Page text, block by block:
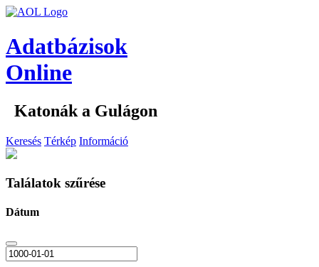
Adatbázisok
Online
Katonák a Gulágon
Keresés Térkép Információ
Találatok szűrése
Dátum